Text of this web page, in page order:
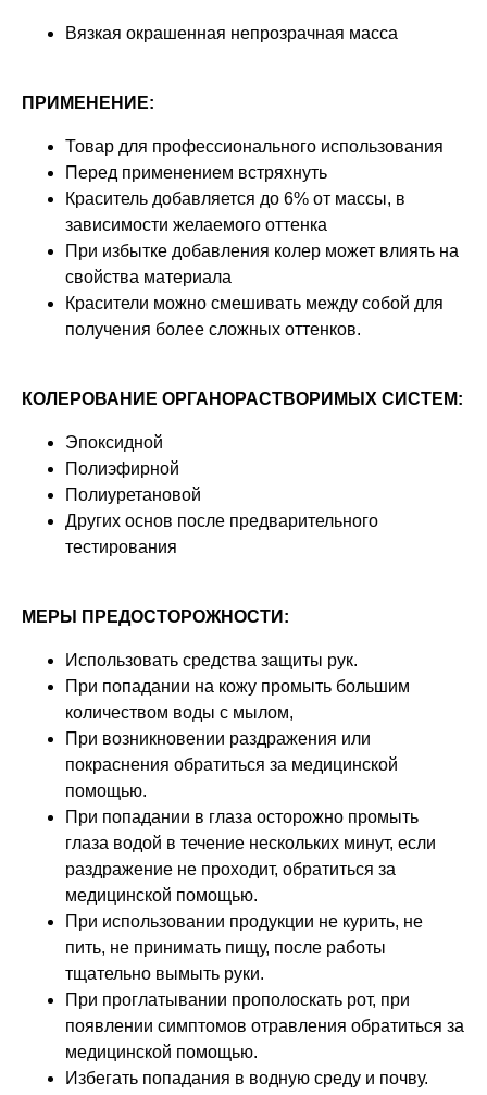
Вязкая окрашенная непрозрачная масса
ПРИМЕНЕНИЕ:
Товар для профессионального использования
Перед применением встряхнуть
Краситель добавляется до 6% от массы, в
зависимости желаемого оттенка
При избытке добавления колер может влиять на
свойства материала
Красители можно смешивать между собой для
получения более сложных оттенков.
КОЛЕРОВАНИЕ ОРГАНОРАСТВОРИМЫХ СИСТЕМ:
Эпоксидной
Полиэфирной
Полиуретановой
Других основ после предварительного
тестирования
МЕРЫ ПРЕДОСТОРОЖНОСТИ:
Использовать средства защиты рук.
При попадании на кожу промыть большим
количеством воды с мылом,
При возникновении раздражения или
покраснения обратиться за медицинской
помощью.
При попадании в глаза осторожно промыть
глаза водой в течение нескольких минут, если
раздражение не проходит, обратиться за
медицинской помощью.
При использовании продукции не курить, не
пить, не принимать пищу, после работы
тщательно вымыть руки.
При проглатывании прополоскать рот, при
появлении симптомов отравления обратиться за
медицинской помощью.
Избегать попадания в водную среду и почву.